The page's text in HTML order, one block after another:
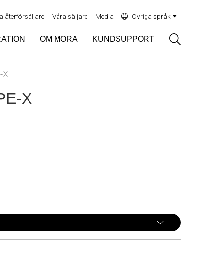
återförsäljare Våra säljare Media Övriga språk
OM MORA KUNDSUPPORT
X
X